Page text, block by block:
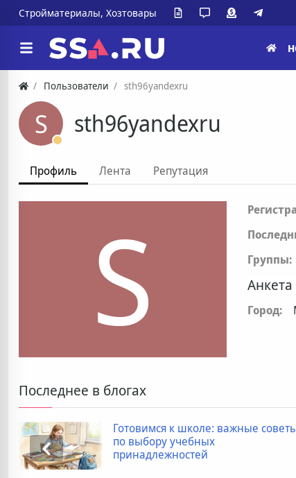
Стройматериалы, Хозтовары
Пользователи sth96yandexru
S sth96yandexru
Профиль Лента Репутация
S
Группы:
Анкета
Город:
Последнее в блогах
Готовимся к школе: важные
по выбору учебных
принадлежностей